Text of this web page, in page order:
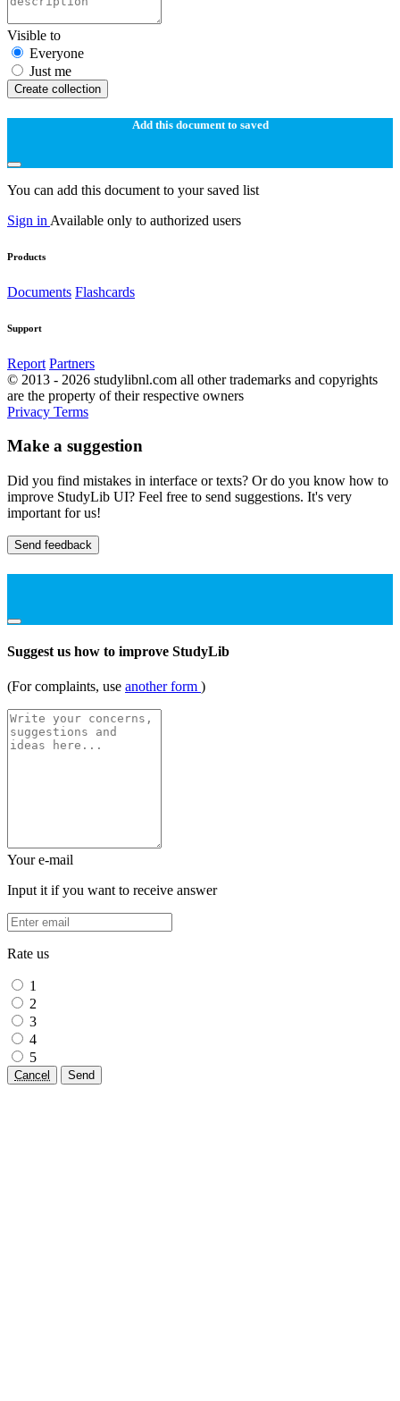
Visible to
Everyone
Just me
Create collection
Add this document to saved
You can add this document to your saved list
Sign in Available only to authorized users
Products
Documents Flashcards
Support
Report Partners
© 2013 - 2026 studylibnl.com all other trademarks and copyrights
are the property of their respective owners
Privacy Terms
Make a suggestion
Did you find mistakes in interface or texts? Or do you know how to
improve StudyLib UI? Feel free to send suggestions. It's very
important for us!
Send feedback
Suggest us how to improve StudyLib
(For complaints, use another form )
Your e-mail
Input it if you want to receive answer
Rate us
1
2
3
4
5
Cancel Send